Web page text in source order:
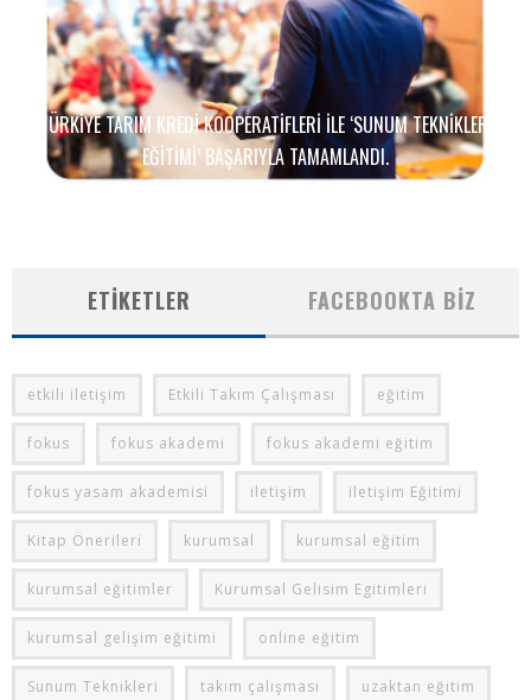
TÜRKIYE TARIM KREDI KOOPERATIFLERI ILE ‘SUNUM TEKNIKLERI
EĞITIMI’ BAŞARIYLA TAMAMLANDI.
ETIKETLER FACEBOOKTA BIZ
etkili iletişim Etkili Takım Çalışması eğitim
fokus fokus akademi fokus akademi eğitim
fokus yasam akademisi iletişim iletişim Eğitimi
Kitap Önerileri kurumsal kurumsal eğitim
kurumsal eğitimler Kurumsal Gelisim Egitimleri
kurumsal gelişim eğitimi online eğitim
Sunum Teknikleri takım çalışması uzaktan eğitim